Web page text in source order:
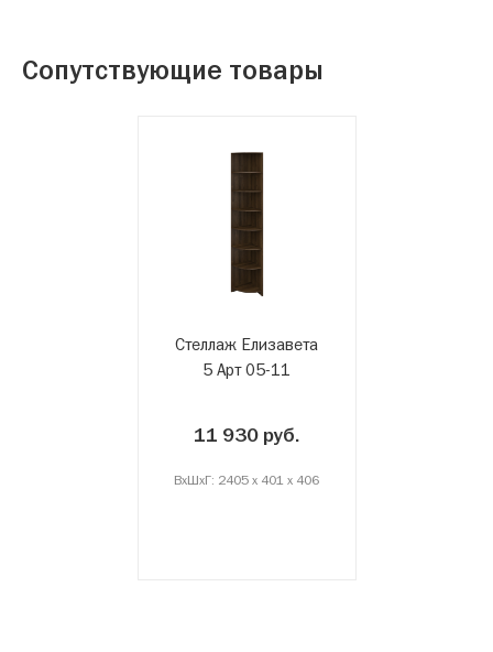
Сопутствующие товары
Стеллаж Елизавета
5 Арт 05-11
11 930 руб.
ВxШxГ: 2405 x 401 x 406